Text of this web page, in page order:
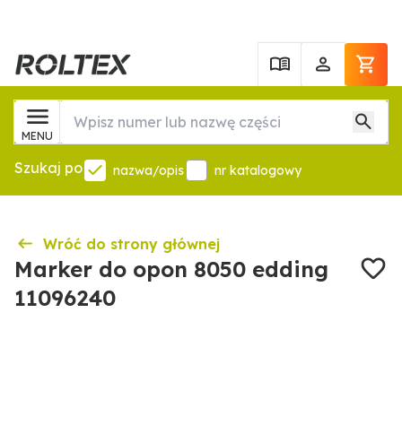
MENU
Szukaj po nazwa/opis nr katalogowy
Wróć do strony głównej
Marker do opon 8050 edding
11096240